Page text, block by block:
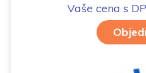
Vaše cena s